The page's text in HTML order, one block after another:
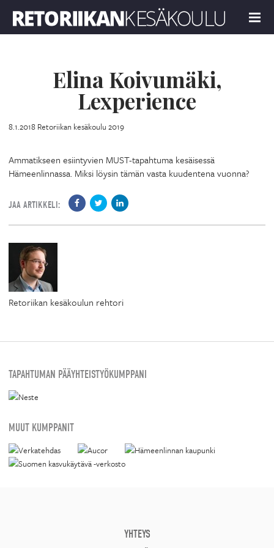
MENU
Elina Koivumäki,
Lexperience
8.1.2018 Retoriikan kesäkoulu 2019
Ammatikseen esiintyvien MUST-tapahtuma kesäisessä
Hämeenlinnassa. Miksi löysin tämän vasta kuudentena vuonna?
JAA ARTIKKELI:
Retoriikan kesäkoulun rehtori
TAPAHTUMAN PÄÄYHTEISTYÖKUMPPANI
MUUT KUMPPANIT
YHTEYS